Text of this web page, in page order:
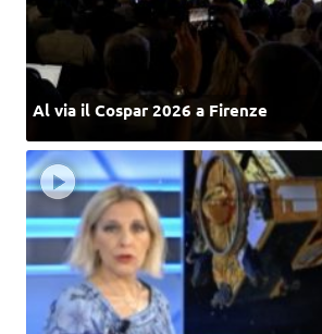
Al via il Cospar 2026 a Firenze